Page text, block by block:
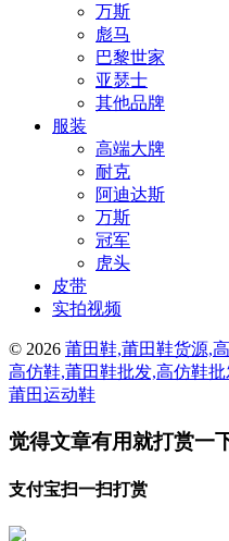
万斯
彪马
巴黎世家
亚瑟士
其他品牌
服装
高端大牌
耐克
阿迪达斯
万斯
冠军
虎头
皮带
实拍视频
© 2026 莆田鞋,莆田鞋货源,
高仿鞋,莆田鞋批发,高仿鞋
莆田运动鞋
觉得文章有用就打赏一
支付宝扫一扫打赏